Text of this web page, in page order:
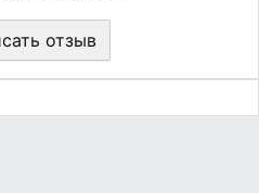
отзыв